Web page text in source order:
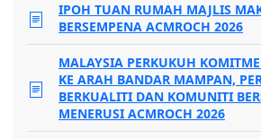
IPOH TUAN RUMAH MAJLIS
BERSEMPENA ACMROCH 2026
MALAYSIA PERKUKUH
KE ARAH BANDAR MAMPAN,
BERKUALITI DAN KOMUNITI
MENERUSI ACMROCH 2026